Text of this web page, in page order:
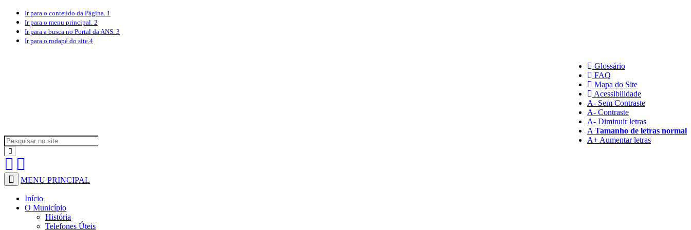
Ir para o conteúdo da Página. 1
Ir para o menu principal. 2
Ir para a busca no Portal da ANS. 3
Ir para o rodapé do site.4
Glossário
FAQ
Mapa do Site
Acessibilidade
A- Sem Contraste
A- Contraste
A- Diminuir letras
A Tamanho de letras normal
A+ Aumentar letras
MENU PRINCIPAL
Início
O Município
História
Telefones Úteis